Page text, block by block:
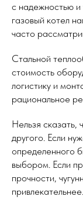
с надежностью
газовый котел
часто
Стальной
стоимость
логистику и
рациональное
Нельзя сказать,
другого. Если
определенного
выбором. Если
прочности,
привлекательнее.